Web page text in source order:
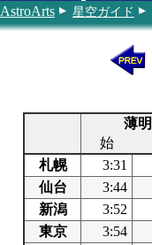
AstroArts 星空ガイド
薄明
始
札幌
3:31
仙台
3:44
新潟
3:52
東京
3:54